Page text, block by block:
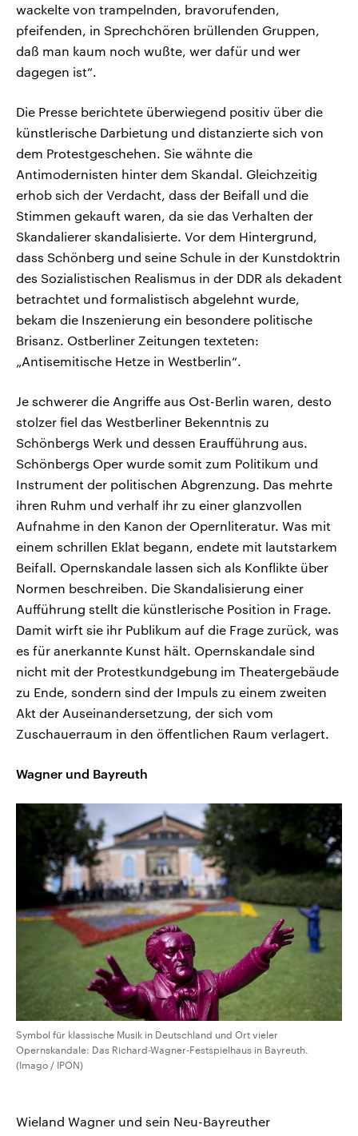
wackelte von trampelnden, bravorufenden,
pfeifenden, in Sprechchören brüllenden Gruppen,
daß man kaum noch wußte, wer dafür und wer
dagegen ist“.
Die Presse berichtete überwiegend positiv über die
künstlerische Darbietung und distanzierte sich von
dem Protestgeschehen. Sie wähnte die
Antimodernisten hinter dem Skandal. Gleichzeitig
erhob sich der Verdacht, dass der Beifall und die
Stimmen gekauft waren, da sie das Verhalten der
Skandalierer skandalisierte. Vor dem Hintergrund,
dass Schönberg und seine Schule in der Kunstdoktrin
des Sozialistischen Realismus in der DDR als dekadent
betrachtet und formalistisch abgelehnt wurde,
bekam die Inszenierung ein besondere politische
Brisanz. Ostberliner Zeitungen texteten:
„Antisemitische Hetze in Westberlin“.
Je schwerer die Angriffe aus Ost-Berlin waren, desto
stolzer fiel das Westberliner Bekenntnis zu
Schönbergs Werk und dessen Eraufführung aus.
Schönbergs Oper wurde somit zum Politikum und
Instrument der politischen Abgrenzung. Das mehrte
ihren Ruhm und verhalf ihr zu einer glanzvollen
Aufnahme in den Kanon der Opernliteratur. Was mit
einem schrillen Eklat begann, endete mit lautstarkem
Beifall. Opernskandale lassen sich als Konflikte über
Normen beschreiben. Die Skandalisierung einer
Aufführung stellt die künstlerische Position in Frage.
Damit wirft sie ihr Publikum auf die Frage zurück, was
es für anerkannte Kunst hält. Opernskandale sind
nicht mit der Protestkundgebung im Theatergebäude
zu Ende, sondern sind der Impuls zu einem zweiten
Akt der Auseinandersetzung, der sich vom
Zuschauerraum in den öffentlichen Raum verlagert.
Wagner und Bayreuth
Symbol für klassische Musik in Deutschland und Ort vieler
Opernskandale: Das Richard-Wagner-Festspielhaus in Bayreuth.
(Imago / IPON)
Wieland Wagner und sein Neu-Bayreuther